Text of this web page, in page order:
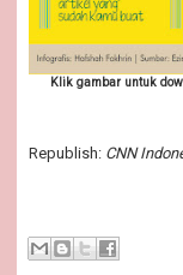
Klik gambar untuk
Republish: CNN